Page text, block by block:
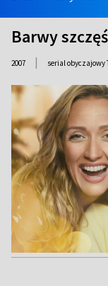
Barwy
2007 | serial obyczajowy